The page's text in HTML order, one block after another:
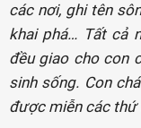
các nơi, ghi tên
khai phá… Tất cả
đều giao cho con
sinh sống. Con
được miễn các thứ